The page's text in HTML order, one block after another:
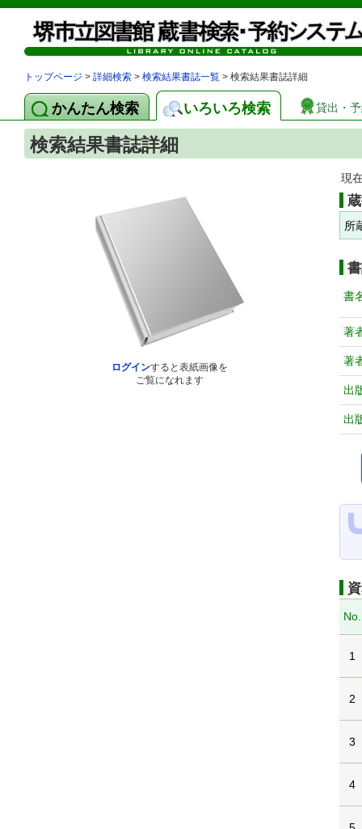
トップページ > 詳細検索 > 検索結果書誌一覧 > 検索結果書誌詳細
かんたん検索 いろいろ検索 貸出・
検索結果書誌詳細
ログインすると表紙画像を
ご覧になれます
現
所
書
著
著
出
出
No.
1
2
3
4